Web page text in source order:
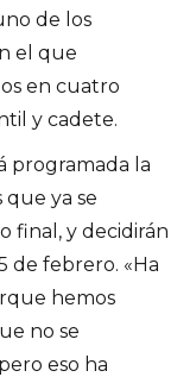
de los
el que
en cuatro
y cadete.
programada la
ya se
final, y decidirán
de febrero. «Ha
hemos
no se
eso ha